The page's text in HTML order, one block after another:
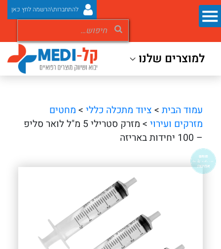
להתחברות\הרשמה לחץ כאן
למוצרים שלנו
עמוד הבית > ציוד מתכלה כללי > מחטים
מזרקים ועירוי
> מזרק סטרילי 5 מ"ל לואר סליפ
– 100 יחידות באריזה